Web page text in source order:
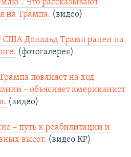
Что рассказывают
на Трампа. (видео)
Дональд Трамп ранен на
(фотогалерея)
повлияет на ход
– объясняет американист
(видео)
– путь к реабилитации и
высот. (видео КР)